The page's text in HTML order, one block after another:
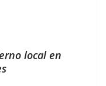
local en